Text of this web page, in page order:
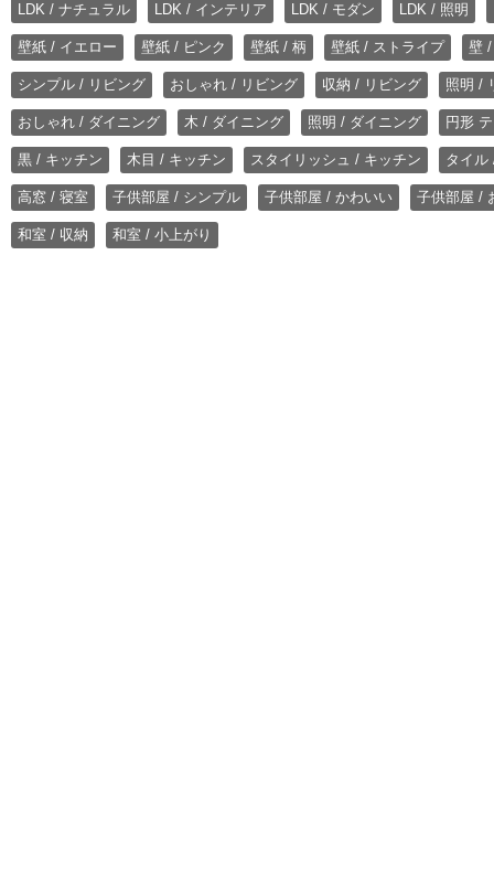
LDK / ナチュラル LDK / インテリア LDK / モダン LDK / 照明
壁紙 / イエロー 壁紙 / ピンク 壁紙 / 柄 壁紙 / ストライプ 壁
シンプル / リビング おしゃれ / リビング 収納 / リビング 照明 /
おしゃれ / ダイニング 木 / ダイニング 照明 / ダイニング 円形
黒 / キッチン 木目 / キッチン スタイリッシュ / キッチン タイル
高窓 / 寝室 子供部屋 / シンプル 子供部屋 / かわいい 子供部屋 /
和室 / 収納 和室 / 小上がり